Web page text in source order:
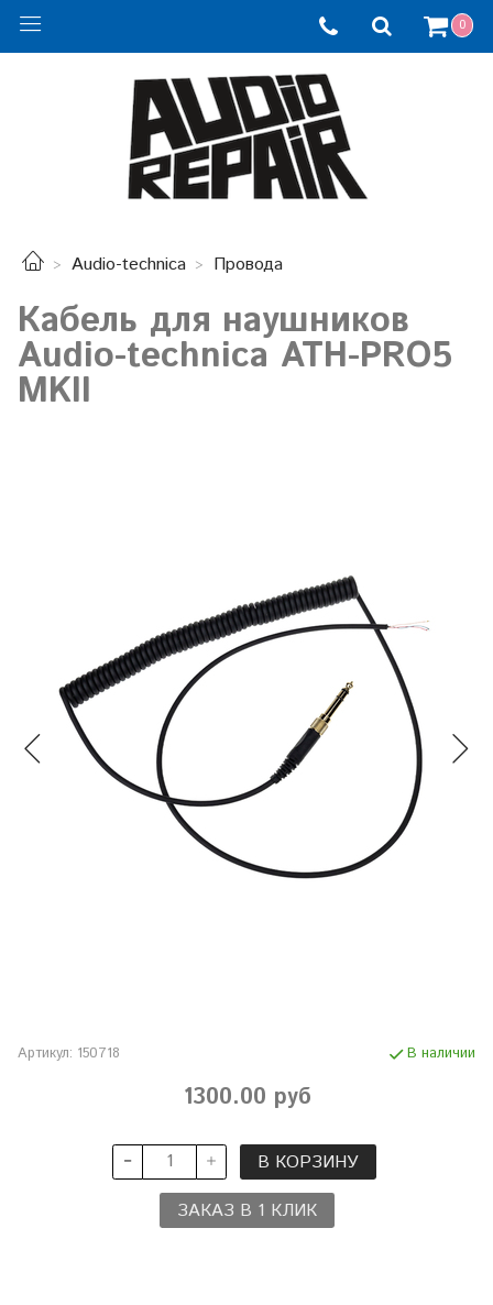
0
Audio-technica Провода
Кабель для наушников
Audio-technica ATH-PRO5
MKII
Артикул: 150718 В наличии
1300.00 руб
В КОРЗИНУ
ЗАКАЗ В 1 КЛИК